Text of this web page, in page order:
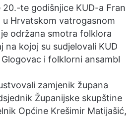
te godišnjice KUD-a Fran
u Hrvatskom vatrogasnom
održana smotra folklora
na kojoj su sudjelovali KUD
i folklorni ansambl
zamjenik župana
Županijske skupštine
Općine Krešimir Matijašić,